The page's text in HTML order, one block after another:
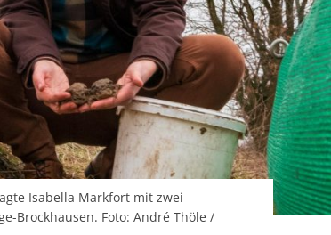
Isabella Markfort mit zwei
Brockhausen. Foto: André Thöle /